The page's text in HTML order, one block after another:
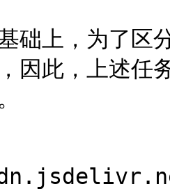
础上，为了区
因此，上述任